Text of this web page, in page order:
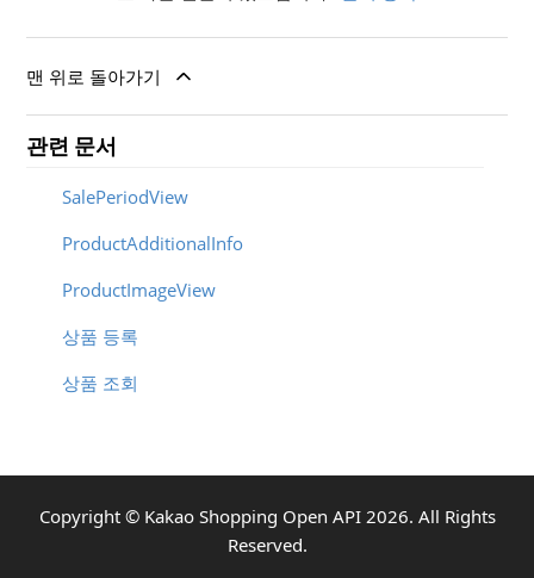
맨 위로 돌아가기
관련 문서
SalePeriodView
ProductAdditionalInfo
ProductImageView
상품 등록
상품 조회
Copyright © Kakao Shopping Open API 2026. All Rights
Reserved.